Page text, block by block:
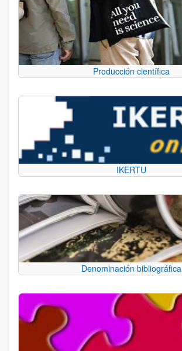
Producción científica
IKERTU
Denominación bibliográfica